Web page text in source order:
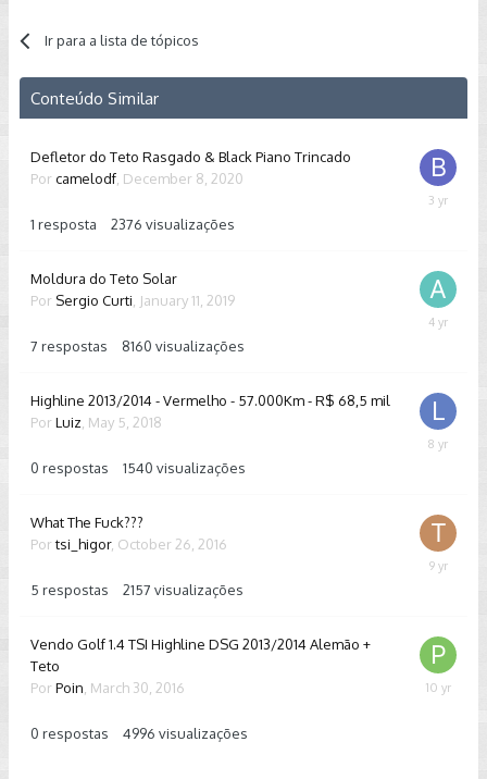
Ir para a lista de tópicos
Conteúdo Similar
Defletor do Teto Rasgado & Black Piano Trincado
Por camelodf December 8, 2020
1 resposta 2376 visualizações
Moldura do Teto Solar
Por Sergio Curti January 11, 2019
7 respostas 8160 visualizações
August
Highline 2013/2014 - Vermelho - 57.000Km - R$ 68,5 mil
Por Luiz May 5, 2018
0 respostas 1540 visualizações
May
What The Fuck???
Portsi_higor, October 26, 2016
5 respostas 2157 visualizações
Vendo Golf 1.4 TSI Highline DSG 2013/2014 Alemão +
Teto
Por Poin March 30, 2016
0 respostas 4996 visualizações
March